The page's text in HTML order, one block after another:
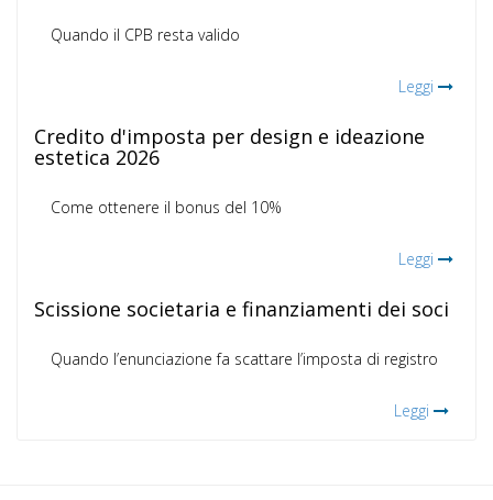
Quando il CPB resta valido
Leggi
Credito d'imposta per design e ideazione
estetica 2026
Come ottenere il bonus del 10%
Leggi
Scissione societaria e finanziamenti dei soci
Quando l’enunciazione fa scattare l’imposta di registro
Leggi